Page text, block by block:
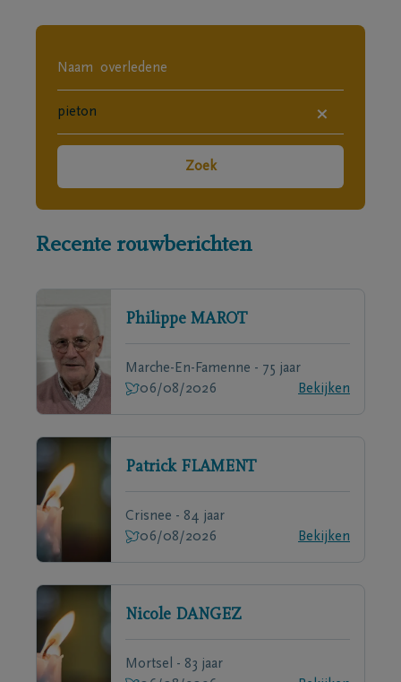
×
Zoek
Recente rouwberichten
Philippe MAROT
Marche-En-Famenne - 75 jaar
06/08/2026
Bekijken
Patrick FLAMENT
Crisnee - 84 jaar
06/08/2026
Bekijken
Nicole DANGEZ
Mortsel - 83 jaar